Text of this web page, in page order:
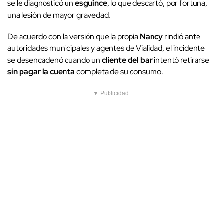
se le diagnosticó unesguince, lo que descartó, por fortuna,
una lesión de mayor gravedad.
De acuerdo con la versión que la propiaNancyrindió ante
autoridades municipales y agentes de Vialidad, el incidente
se desencadenó cuando uncliente del barintentó retirarse
sin pagar la cuentacompleta de su consumo.
▼ Publicidad